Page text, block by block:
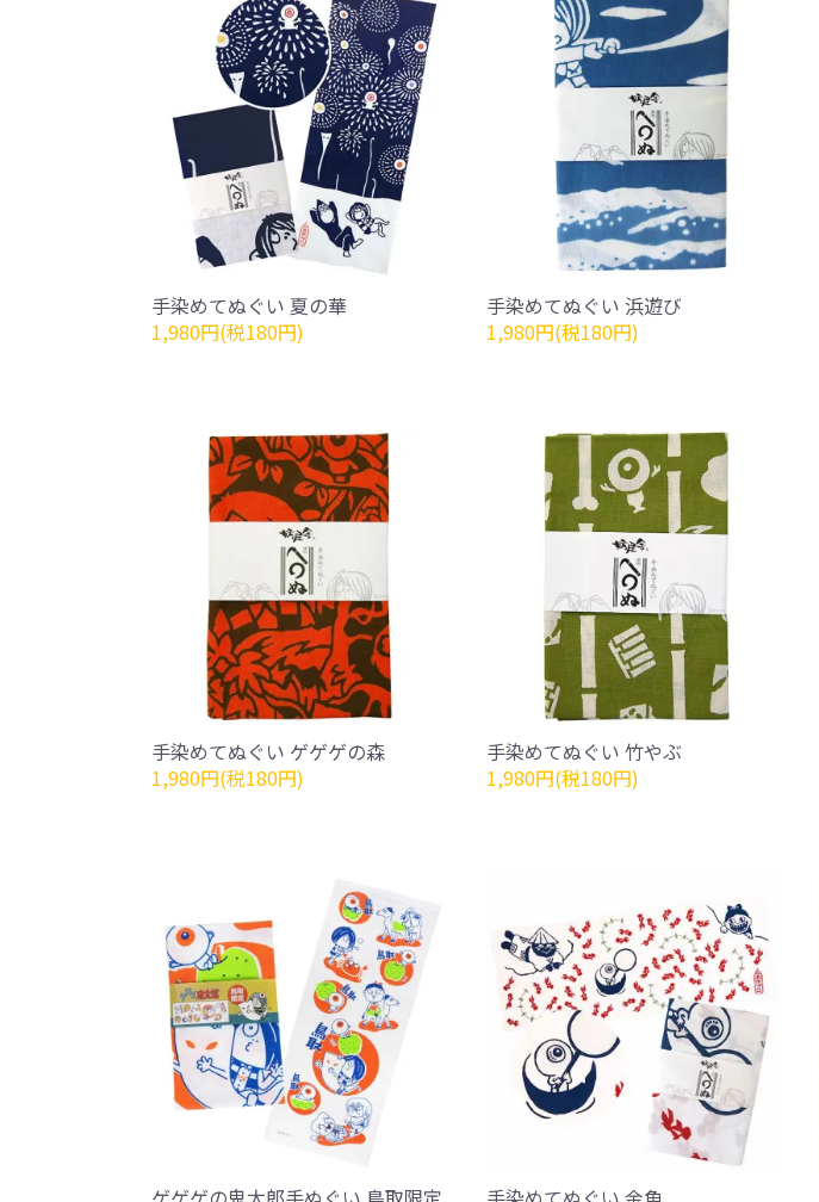
手染めてぬぐい 夏の華
1,980円(税180円)
手染めてぬぐい 浜遊び
1,980円(税180円)
手染めてぬぐい ゲゲゲの森
1,980円(税180円)
手染めてぬぐい 竹やぶ
1,980円(税180円)